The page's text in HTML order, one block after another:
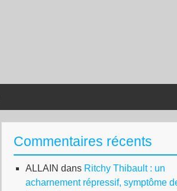
Commentaires récents
ALLAIN dans Ritchy Thibault : un
acharnement répressif, symptôme